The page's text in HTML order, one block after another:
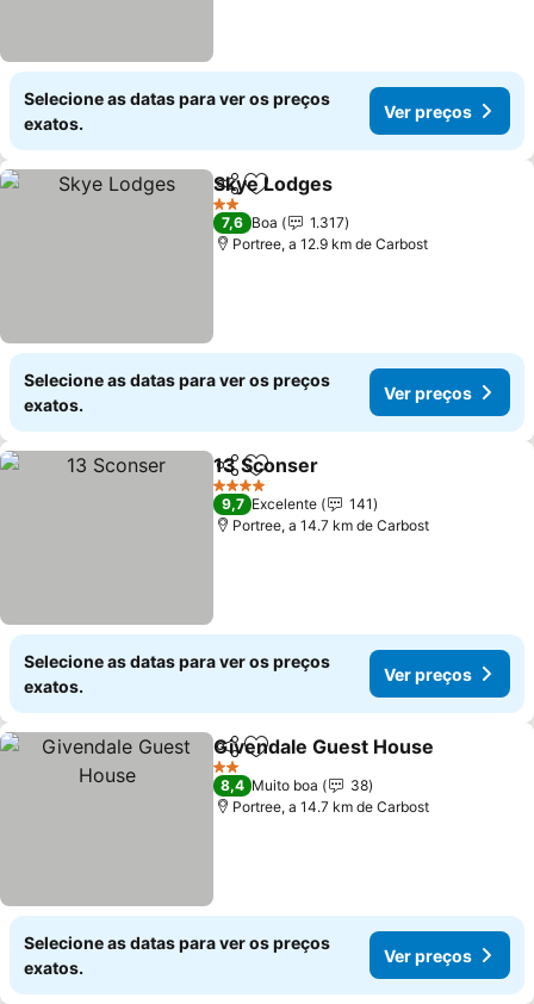
Selecione as datas para ver os preços
exatos.
Ver preços
PartilharAdicionar aos favoritos
Skye Lodges
2 Estrelas
7,6 Boa
1.317
Portree, a 12.9 km de Carbost
Selecione as datas para ver os preços
exatos.
Ver preços
PartilharAdicionar aos favoritos
13 Sconser
4 Estrelas
9,7 Excelente
141
Portree, a 14.7 km de Carbost
Selecione as datas para ver os preços
exatos.
Ver preços
PartilharAdicionar aos favoritos
Givendale Guest House
2 Estrelas
8,4 Muito boa
38
Portree, a 14.7 km de Carbost
Selecione as datas para ver os preços
exatos.
Ver preços